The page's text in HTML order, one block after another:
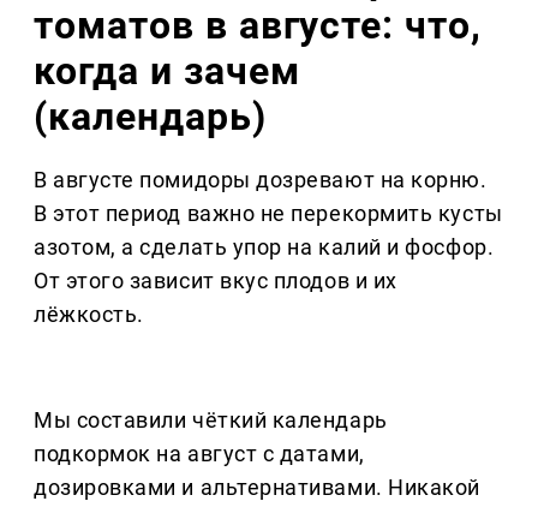
томатов в августе: что,
когда и зачем
(календарь)
В августе помидоры дозревают на корню.
В этот период важно не перекормить кусты
азотом, а сделать упор на калий и фосфор.
От этого зависит вкус плодов и их
лёжкость.
Мы составили чёткий календарь
подкормок на август с датами,
дозировками и альтернативами. Никакой